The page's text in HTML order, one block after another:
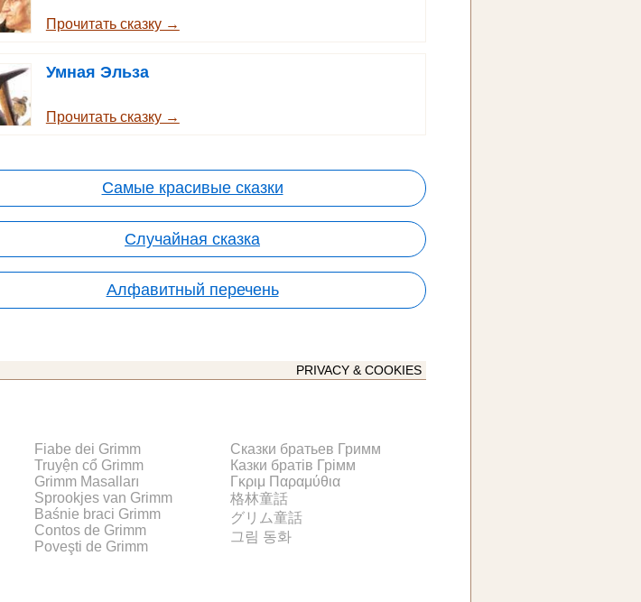
Прочитать сказку →
Умная Эльза
Прочитать сказку →
Самые красивые сказки
Случайная сказка
Алфавитный перечень
PRIVACY & COOKIES
Fiabe dei Grimm
Truyện cổ Grimm
Grimm Masalları
Sprookjes van Grimm
Baśnie braci Grimm
Contos de Grimm
Poveşti de Grimm
Сказки братьев Гримм
Казки братів Грімм
Γκριμ Παραμύθια
格林童話
グリム童話
그림 동화